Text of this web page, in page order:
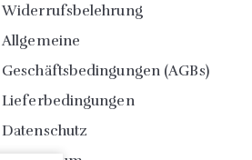
Widerrufsbelehrung
Allgemeine
Geschäftsbedingungen (AGBs)
Lieferbedingungen
Datenschutz